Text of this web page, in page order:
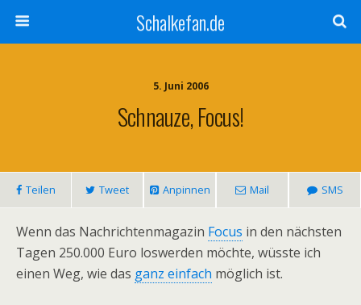
Schalkefan.de
5. Juni 2006
Schnauze, Focus!
Teilen Tweet Anpinnen Mail SMS
Wenn das Nachrichtenmagazin Focus in den nächsten
Tagen 250.000 Euro loswerden möchte, wüsste ich
einen Weg, wie das ganz einfach möglich ist.